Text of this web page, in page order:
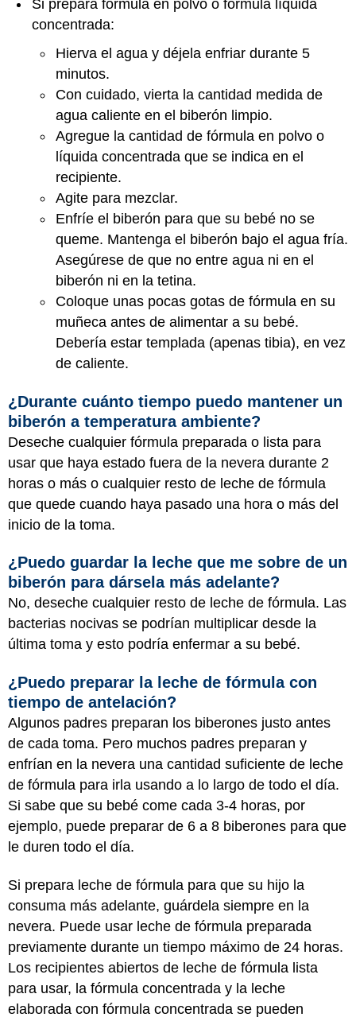
Si prepara fórmula en polvo o fórmula líquida
concentrada:
Hierva el agua y déjela enfriar durante 5
minutos.
Con cuidado, vierta la cantidad medida de
agua caliente en el biberón limpio.
Agregue la cantidad de fórmula en polvo o
líquida concentrada que se indica en el
recipiente.
Agite para mezclar.
Enfríe el biberón para que su bebé no se
queme. Mantenga el biberón bajo el agua fría.
Asegúrese de que no entre agua ni en el
biberón ni en la tetina.
Coloque unas pocas gotas de fórmula en su
muñeca antes de alimentar a su bebé.
Debería estar templada (apenas tibia), en vez
de caliente.
¿Durante cuánto tiempo puedo mantener un
biberón a temperatura ambiente?
Deseche cualquier fórmula preparada o lista para
usar que haya estado fuera de la nevera durante 2
horas o más o cualquier resto de leche de fórmula
que quede cuando haya pasado una hora o más del
inicio de la toma.
¿Puedo guardar la leche que me sobre de un
biberón para dársela más adelante?
No, deseche cualquier resto de leche de fórmula. Las
bacterias nocivas se podrían multiplicar desde la
última toma y esto podría enfermar a su bebé.
¿Puedo preparar la leche de fórmula con
tiempo de antelación?
Algunos padres preparan los biberones justo antes
de cada toma. Pero muchos padres preparan y
enfrían en la nevera una cantidad suficiente de leche
de fórmula para irla usando a lo largo de todo el día.
Si sabe que su bebé come cada 3-4 horas, por
ejemplo, puede preparar de 6 a 8 biberones para que
le duren todo el día.
Si prepara leche de fórmula para que su hijo la
consuma más adelante, guárdela siempre en la
nevera. Puede usar leche de fórmula preparada
previamente durante un tiempo máximo de 24 horas.
Los recipientes abiertos de leche de fórmula lista
para usar, la fórmula concentrada y la leche
elaborada con fórmula concentrada se pueden